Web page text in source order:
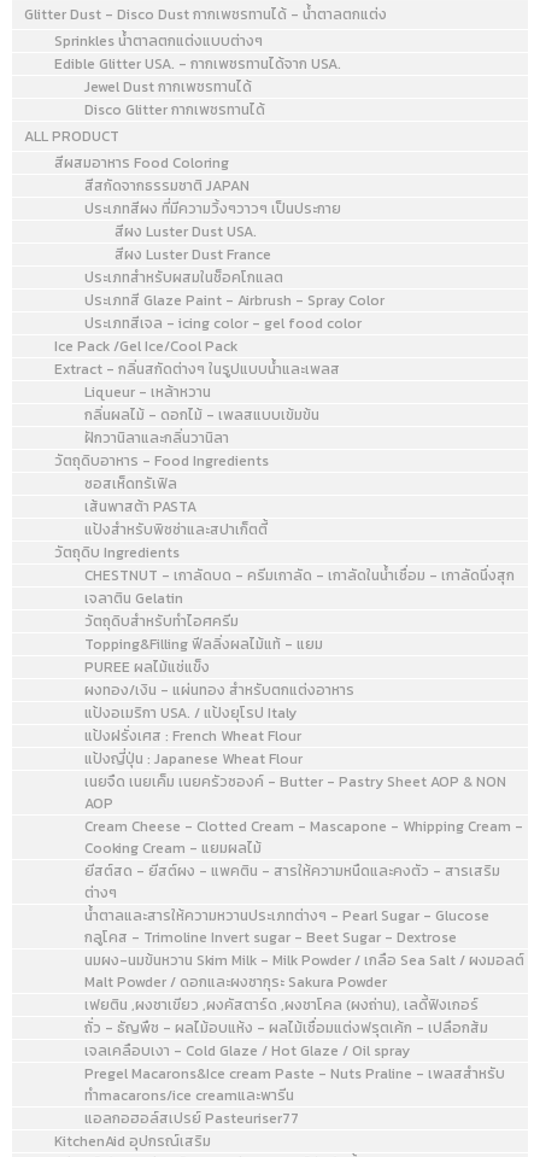
Glitter Dust - Disco Dust กากเพชรทานได้ - น้ำตาลตกแต่ง
Sprinkles น้ำตาลตกแต่งแบบต่างๆ
Edible Glitter USA. - กากเพชรทานได้จาก USA.
Jewel Dust กากเพชรทานได้
Disco Glitter กากเพชรทานได้
ALL PRODUCT
สีผสมอาหาร Food Coloring
สีสกัดจากธรรมชาติ JAPAN
ประเภทสีผง ที่มีความวิ้งๆวาวๆ เป็นประกาย
สีผง Luster Dust USA.
สีผง Luster Dust France
ประเภทสำหรับผสมในช็อคโกแลต
ประเภทสี Glaze Paint - Airbrush - Spray Color
ประเภทสีเจล - icing color - gel food color
Ice Pack /Gel Ice/Cool Pack
Extract - กลิ่นสกัดต่างๆ ในรูปแบบน้ำและเพลส
Liqueur - เหล้าหวาน
กลิ่นผลไม้ - ดอกไม้ - เพลสแบบเข้มข้น
ฝักวานิลาและกลิ่นวานิลา
วัตถุดิบอาหาร - Food Ingredients
ซอสเห็ดทรัเฟิล
เส้นพาสต้า PASTA
แป้งสำหรับพิซซ่าและสปาเก็ตตี้
วัตถุดิบ Ingredients
CHESTNUT - เกาลัดบด - ครีมเกาลัด - เกาลัดในน้ำเชื่อม - เกาลัดนึ่งสุก
เจลาติน Gelatin
วัตถุดิบสำหรับทำไอศครีม
Topping&Filling ฟีลลิ่งผลไม้แท้ - แยม
PUREE ผลไม้แช่แข็ง
ผงทอง/เงิน - แผ่นทอง สำหรับตกแต่งอาหาร
แป้งอเมริกา USA. / แป้งยุโรป Italy
แป้งฝรั่งเศส : French Wheat Flour
แป้งญี่ปุ่น : Japanese Wheat Flour
เนยจืด เนยเค็ม เนยครัวซองค์ - Butter - Pastry Sheet AOP & NON
AOP
Cream Cheese - Clotted Cream - Mascapone - Whipping Cream -
Cooking Cream - แยมผลไม้
ยีสต์สด - ยีสต์ผง - แพคติน - สารให้ความหนืดและคงตัว - สารเสริม
ต่างๆ
น้ำตาลและสารให้ความหวานประเภทต่างๆ - Pearl Sugar - Glucose
กลูโคส - Trimoline Invert sugar - Beet Sugar - Dextrose
นมผง-นมข้นหวาน Skim Milk - Milk Powder / เกลือ Sea Salt / ผงมอลต์
Malt Powder / ดอกและผงซากุระ Sakura Powder
เฟยติน ,ผงชาเขียว ,ผงคัสตาร์ด ,ผงชาโคล (ผงถ่าน), เลดี้ฟิงเกอร์
ถั่ว - ธัญพืช - ผลไม้อบแห้ง - ผลไม้เชื่อมแต่งฟรุตเค้ก - เปลือกส้ม
เจลเคลือบเงา - Cold Glaze / Hot Glaze / Oil spray
Pregel Macarons&Ice cream Paste - Nuts Praline - เพลสสำหรับ
ทำmacarons/ice creamและพารีน
แอลกอฮอล์สเปรย์ Pasteuriser77
KitchenAid อุปกรณ์เสริม